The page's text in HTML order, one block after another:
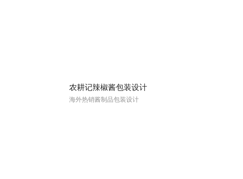
农耕记辣椒酱包装设计
海外热销酱制品包装设计